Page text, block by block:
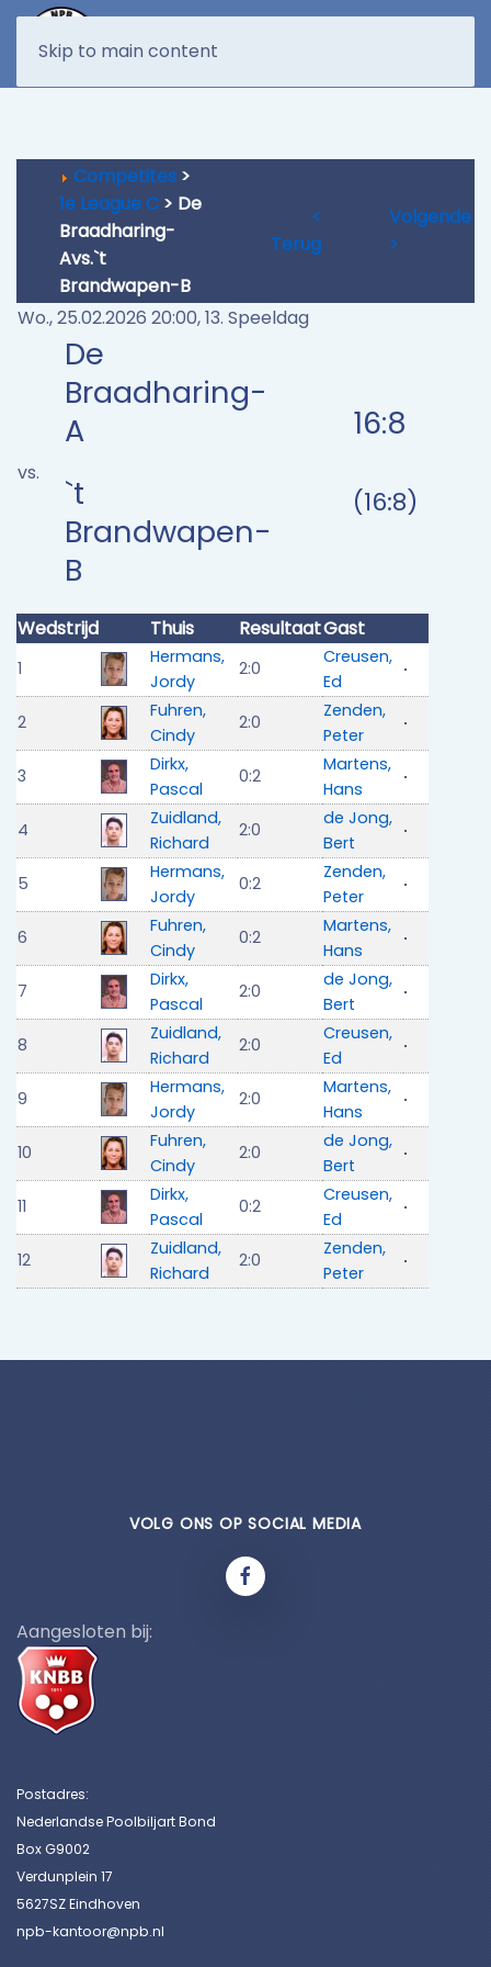
Skip to main content
Competites >
1e League C > De
Braadharing-
Avs.`t
Brandwapen-B
<
Terug
Volgende
>
Wo., 25.02.2026 20:00, 13. Speeldag
vs.
De
Braadharing-
A
`t
Brandwapen-
B
16:8
(16:8)
Wedstrijd Thuis ResultaatGast
1
Hermans,
Jordy
2:0
Creusen,
Ed
2
Fuhren,
Cindy
2:0
Zenden,
Peter
3
Dirkx,
Pascal
0:2
Martens,
Hans
4
Zuidland,
Richard
2:0
de Jong,
Bert
5
Hermans,
Jordy
0:2
Zenden,
Peter
6
Fuhren,
Cindy
0:2
Martens,
Hans
7
Dirkx,
Pascal
2:0
de Jong,
Bert
8
Zuidland,
Richard
2:0
Creusen,
Ed
9
Hermans,
Jordy
2:0
Martens,
Hans
10
Fuhren,
Cindy
2:0
de Jong,
Bert
11
Dirkx,
Pascal
0:2
Creusen,
Ed
12
Zuidland,
Richard
2:0
Zenden,
Peter
VOLG ONS OP SOCIAL MEDIA
Aangesloten bij:
Postadres:
Nederlandse Poolbiljart Bond
Box G9002
Verdunplein 17
5627SZ Eindhoven
npb-kantoor@npb.nl